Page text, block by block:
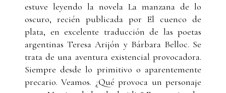
estuve leyendo la novela La manzana de lo
oscuro, recién publicada por El cuenco de
plata, en excelente traducción de las poetas
argentinas Teresa Arijón y Bárbara Belloc. Se
trata de una aventura existencial provocadora.
Siempre desde lo primitivo o aparentemente
precario. Veamos. ¿Qué provoca un personaje